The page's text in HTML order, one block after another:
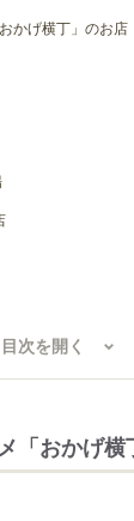
かげ横丁」のお店
目次を開く
「おかげ横